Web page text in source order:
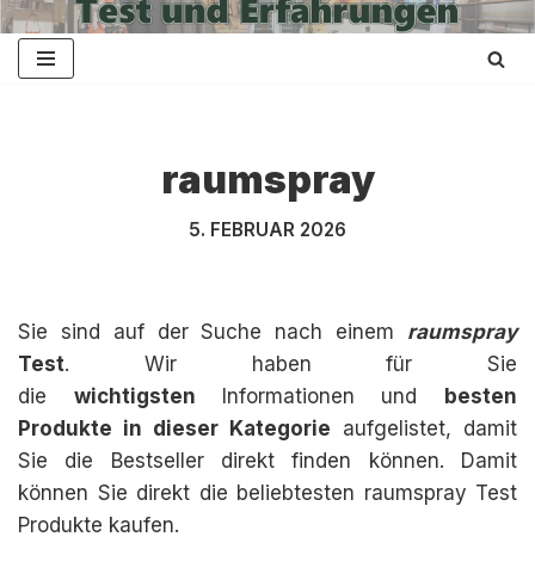
Zum
raumspray
5. FEBRUAR 2026
Sie sind auf der Suche nach einem raumspray
Test. Wir haben für Sie
die wichtigsten Informationen und
besten
Produkte in dieser Kategorie aufgelistet, damit
Sie die Bestseller direkt finden können. Damit
können Sie direkt die beliebtesten raumspray Test
Produkte kaufen.